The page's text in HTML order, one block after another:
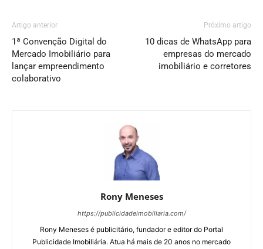
Artigo anterior
1ª Convenção Digital do
Mercado Imobiliário para
lançar empreendimento
colaborativo
Próximo artigo
10 dicas de WhatsApp para
empresas do mercado
imobiliário e corretores
Rony Meneses
https://publicidadeimobiliaria.com/
Rony Meneses é publicitário, fundador e editor do Portal
Publicidade Imobiliária. Atua há mais de 20 anos no mercado